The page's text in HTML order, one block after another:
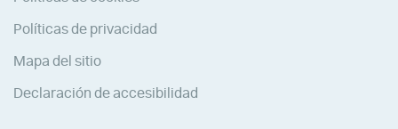
Políticas de privacidad
Mapa del sitio
Declaración de accesibilidad